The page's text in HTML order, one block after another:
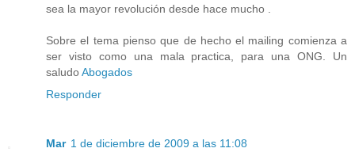
sea la mayor revolución desde hace mucho .
Sobre el tema pienso que de hecho el mailing comienza a
ser visto como una mala practica, para una ONG. Un
saludoAbogados
Responder
Mar 1 de diciembre de 2009 a las 11:08